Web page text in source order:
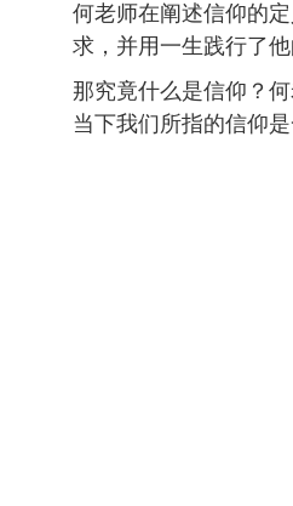
何老师在阐述信仰的
求，并用一生践行了
那究竟什么是信仰？
当下我们所指的信仰